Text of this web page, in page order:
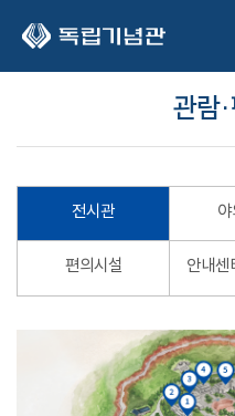
관람
전시관 야
편의시설
안내센